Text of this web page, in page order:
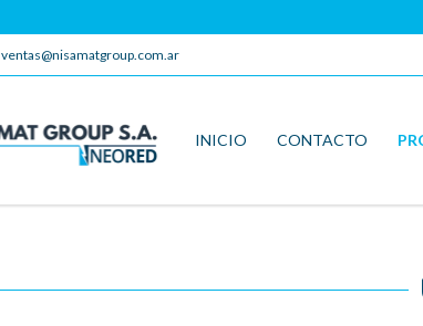
ventas@nisamatgroup.com.ar
INICIO CONTACTO